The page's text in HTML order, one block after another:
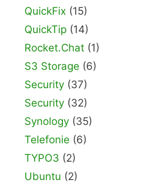
QuickFix (15)
QuickTip (14)
Rocket.Chat (1)
S3 Storage (6)
Security (37)
Security (32)
Synology (35)
Telefonie (6)
TYPO3 (2)
Ubuntu (2)